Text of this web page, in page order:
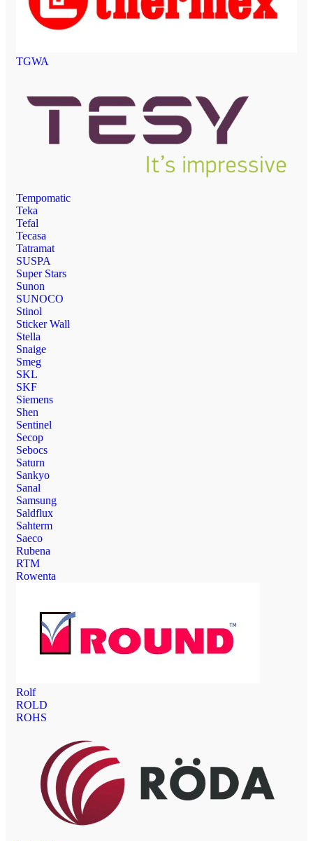
TGWA
Tempomatic
Teka
Tefal
Tecasa
Tatramat
SUSPA
Super Stars
Sunon
SUNOCO
Stinol
Sticker Wall
Stella
Snaige
Smeg
SKL
SKF
Siemens
Shen
Sentinel
Secop
Sebocs
Saturn
Sankyo
Sanal
Samsung
Saldflux
Sahterm
Saeco
Rubena
RTM
Rowenta
Rolf
ROLD
ROHS